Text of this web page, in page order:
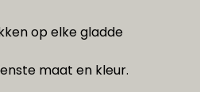
op elke gladde
maat en kleur.